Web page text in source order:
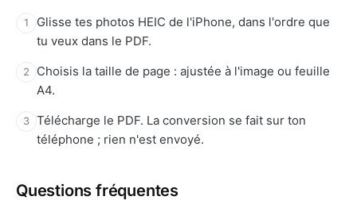
1
Glisse tes photos HEIC de l'iPhone, dans l'ordre que
tu veux dans le PDF.
2
Choisis la taille de page : ajustée à l'image ou feuille
A4.
3 Télécharge le PDF. La conversion se fait sur ton
téléphone ; rien n'est envoyé.
Questions fréquentes